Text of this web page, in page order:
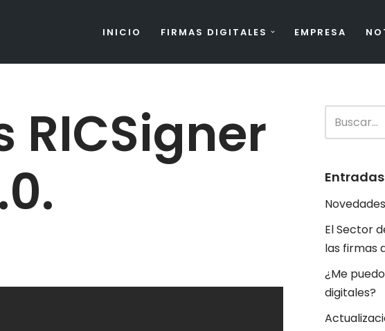
INICIO FIRMAS DIGITALES EMPRESA
RICSigner
El Sector
las firmas
¿Me
digitales?